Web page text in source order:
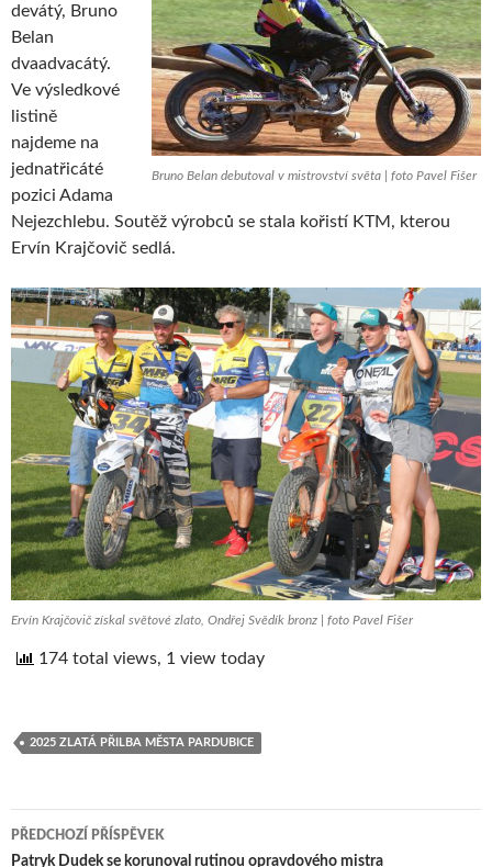
Bruno Belan debutoval v mistrovství světa | foto Pavel Fišer
devátý, Bruno
Belan
dvaadvacátý.
Ve výsledkové
listině
najdeme na
jednatřicáté
pozici Adama
Nejezchlebu. Soutěž výrobců se stala kořistí KTM, kterou
Ervín Krajčovič sedlá.
Ervín Krajčovič získal světové zlato, Ondřej Svědík bronz | foto Pavel Fišer
174 total views, 1 view today
2025 ZLATÁ PŘILBA MĚSTA PARDUBICE
PŘEDCHOZÍ PŘÍSPĚVEK
Patryk Dudek se korunoval rutinou opravdového mistra